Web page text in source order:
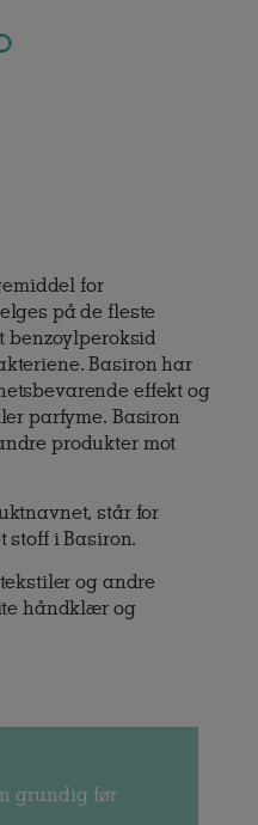
for
på de fleste
benzoylperoksid
Basiron har
effekt og
parfyme. Basiron
produkter mot
står for
stoff i Basiron.
og andre
håndklær og
grundig før